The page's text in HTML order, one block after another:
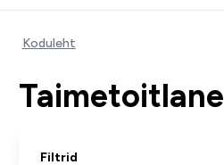
Koduleht
Taimetoitlane
Filtrid